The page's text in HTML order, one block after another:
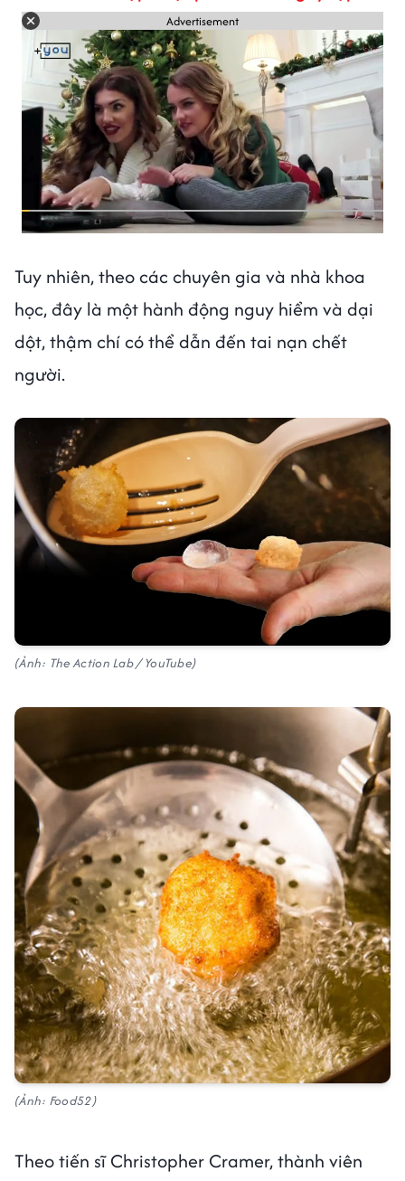
Advertisement
Tuy nhiên, theo các chuyên gia và nhà khoa
học, đây là một hành động nguy hiểm và dại
dột, thậm chí có thể dẫn đến tai nạn chết
người.
(Ảnh: The Action Lab / YouTube)
(Ảnh: Food52)
Theo tiến sĩ Christopher Cramer, thành viên